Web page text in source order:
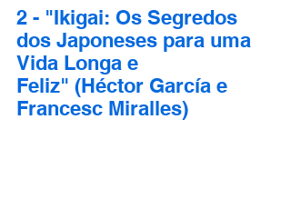
2 - "Ikigai: Os Segredos
dos Japoneses para uma
Vida Longa e
Feliz" (Héctor García e
Francesc Miralles)